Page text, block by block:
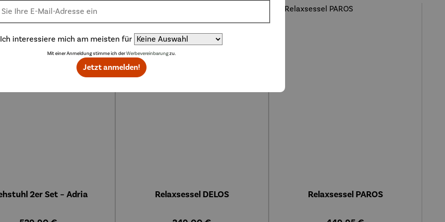
2er Set – Adria
196,00 €Abo-Vorteilspreis
Relaxsessel DELOS Relaxsessel PAROS
Ich interessiere mich am meisten für
Mit einer Anmeldung stimme ich derWerbevereinbarungzu.
Jetzt anmelden!